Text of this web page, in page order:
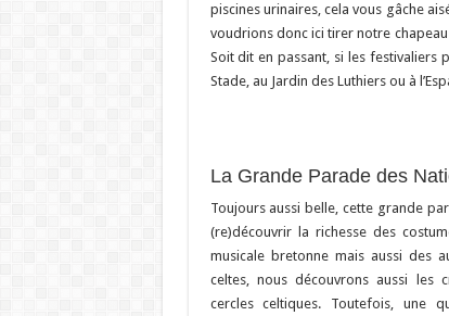
piscines urinaires, cela vous gâche
voudrions donc ici tirer notre
Soit dit en passant, si les festivaliers
Stade, au Jardin des Luthiers ou à
La Grande Parade des
Toujours aussi belle, cette grande
(re)découvrir la richesse des
musicale bretonne mais aussi des
celtes, nous découvrons aussi les
cercles celtiques. Toutefois, une